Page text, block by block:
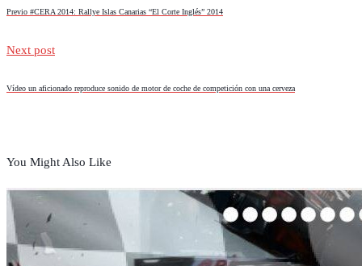
Previo #CERA 2014: Rallye Islas Canarias “El Corte Inglés” 2014
Next post
Vídeo un aficionado reproduce sonido de motor de coche de competición con una cerveza
You Might Also Like